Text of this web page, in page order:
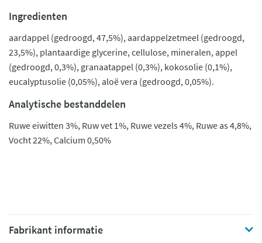
Ingredienten
aardappel (gedroogd, 47,5%), aardappelzetmeel (gedroogd,
23,5%), plantaardige glycerine, cellulose, mineralen, appel
(gedroogd, 0,3%), granaatappel (0,3%), kokosolie (0,1%),
eucalyptusolie (0,05%), aloë vera (gedroogd, 0,05%).
Analytische bestanddelen
Ruwe eiwitten 3%, Ruw vet 1%, Ruwe vezels 4%, Ruwe as 4,8%,
Vocht 22%, Calcium 0,50%
Fabrikant informatie